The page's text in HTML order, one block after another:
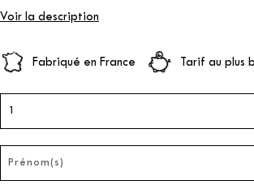
Voir la description
Fabriqué en France Tarif au plus